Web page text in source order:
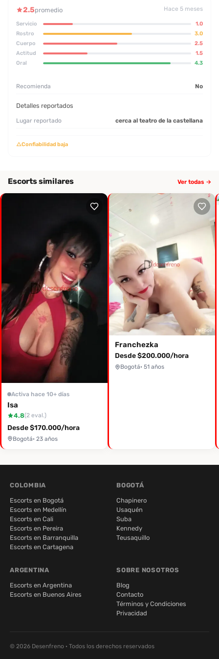
2.5promedio Hace 5 meses
Servicio
1.0
Rostro
3.0
Cuerpo
2.5
Actitud
1.5
Oral
4.3
Recomienda No
Detalles reportados
Lugar reportado cerca al teatro de la castellana
△Confiabilidad baja
Escorts similares Ver todas →
Activa hace 10+ días
Isa
4.8(2 eval.)
Desde $170.000/hora
Bogotá· 23 años
Franchezka
Desde $200.000/hora
Bogotá· 51 años
COLOMBIA
Escorts en Bogotá
Escorts en Medellín
Escorts en Cali
Escorts en Pereira
Escorts en Barranquilla
Escorts en Cartagena
BOGOTÁ
Chapinero
Usaquén
Suba
Kennedy
Teusaquillo
ARGENTINA
Escorts en Argentina
Escorts en Buenos Aires
SOBRE NOSOTROS
Blog
Contacto
Términos y Condiciones
Privacidad
© 2026 Desenfreno · Todos los derechos reservados